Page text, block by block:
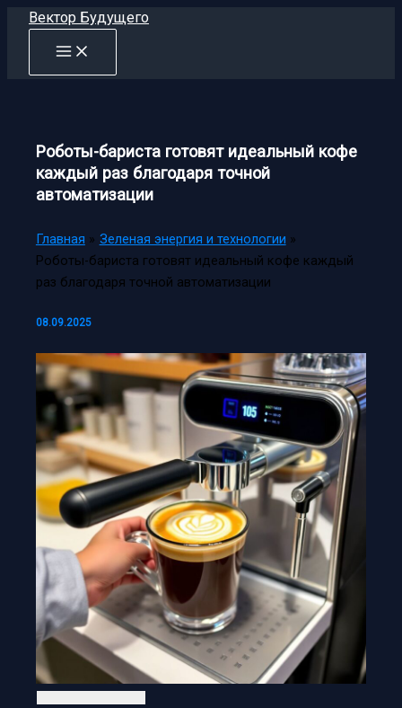
Перейти
содержимому
Вектор Будущего
Роботы-бариста готовят идеальный кофе
каждый раз благодаря точной
автоматизации
Главная
Зеленая энергия и технологии
Роботы-бариста готовят идеальный кофе каждый
раз благодаря точной автоматизации
08.09.2025